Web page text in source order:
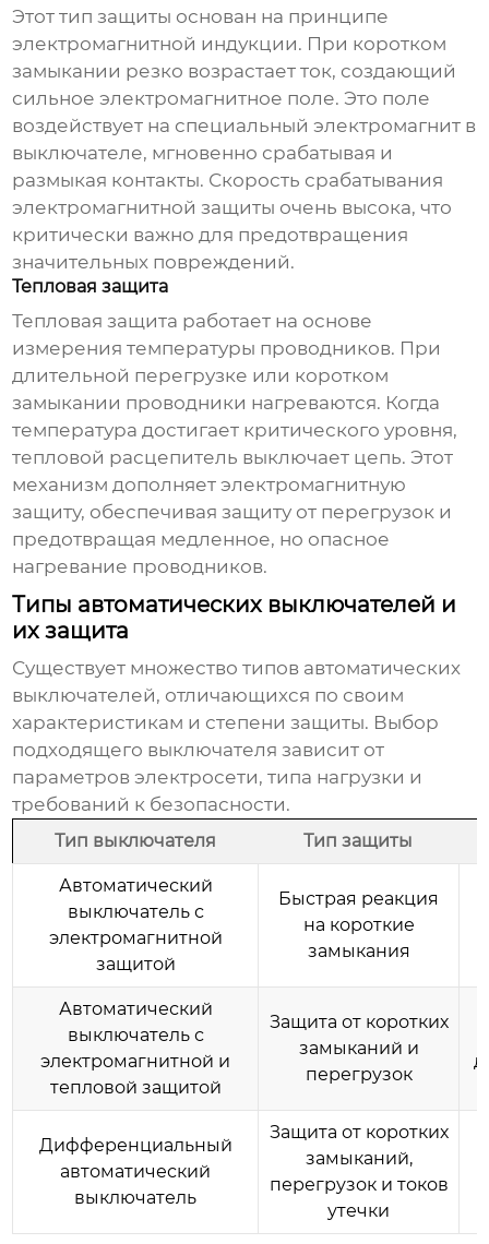
Этот тип защиты основан на принципе
электромагнитной индукции. При коротком
замыкании резко возрастает ток, создающий
сильное электромагнитное поле. Это поле
воздействует на специальный электромагнит в
выключателе, мгновенно срабатывая и
размыкая контакты. Скорость срабатывания
электромагнитной защиты очень высока, что
критически важно для предотвращения
значительных повреждений.
Тепловая защита
Тепловая защита работает на основе
измерения температуры проводников. При
длительной перегрузке или коротком
замыкании проводники нагреваются. Когда
температура достигает критического уровня,
тепловой расцепитель выключает цепь. Этот
механизм дополняет электромагнитную
защиту, обеспечивая защиту от перегрузок и
предотвращая медленное, но опасное
нагревание проводников.
Типы автоматических выключателей и
их защита
Существует множество типов автоматических
выключателей, отличающихся по своим
характеристикам и степени защиты. Выбор
подходящего выключателя зависит от
параметров электросети, типа нагрузки и
требований к безопасности.
Тип выключателя Тип защиты
Автоматический
выключатель с
электромагнитной
защитой
Быстрая реакция
на короткие
замыкания
Автоматический
выключатель с
электромагнитной и
тепловой защитой
Защита от коротких
замыканий и
перегрузок
Дифференциальный
автоматический
выключатель
Защита от коротких
замыканий,
перегрузок и токов
утечки